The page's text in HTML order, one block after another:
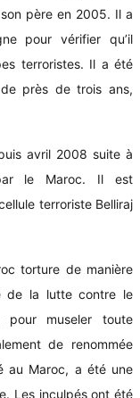
père en 2005. Il a
pour vérifier qu’il
terroristes. Il a été
près de trois ans,
avril 2008 suite à
par le Maroc. Il est
terroriste Belliraj
torture de manière
de la lutte contre le
museler toute
de renommée
au Maroc, a été une
Les inculpés ont été